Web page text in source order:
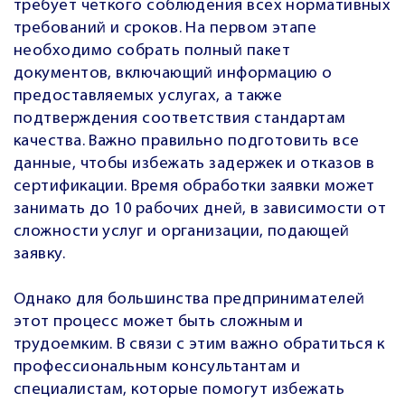
требует четкого соблюдения всех нормативных
требований и сроков. На первом этапе
необходимо собрать полный пакет
документов, включающий информацию о
предоставляемых услугах, а также
подтверждения соответствия стандартам
качества. Важно правильно подготовить все
данные, чтобы избежать задержек и отказов в
сертификации. Время обработки заявки может
занимать до 10 рабочих дней, в зависимости от
сложности услуг и организации, подающей
заявку.
Однако для большинства предпринимателей
этот процесс может быть сложным и
трудоемким. В связи с этим важно обратиться к
профессиональным консультантам и
специалистам, которые помогут избежать